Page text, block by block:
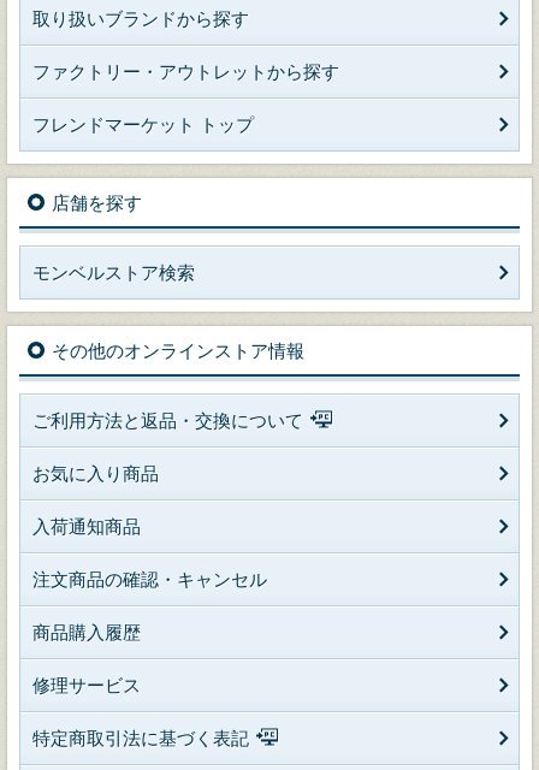
取り扱いブランドから探す
ファクトリー・アウトレットから探す
フレンドマーケット トップ
店舗を探す
モンベルストア検索
その他のオンラインストア情報
ご利用方法と返品・交換について
お気に入り商品
入荷通知商品
注文商品の確認・キャンセル
商品購入履歴
修理サービス
特定商取引法に基づく表記